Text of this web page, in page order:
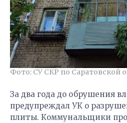
Фото: СУ СКР по Саратовской
За два года до обрушения
предупреждал УК о
плиты. Коммунальщики